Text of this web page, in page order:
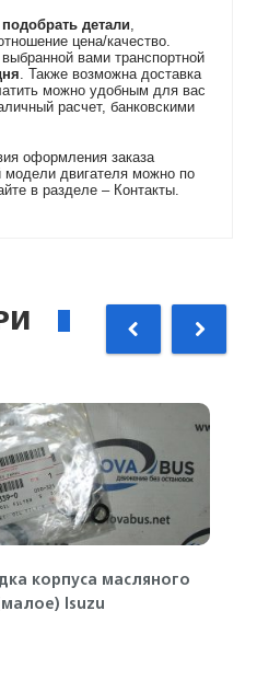
подобрать детали,
цена/качество.
выбранной вами транспортной
. Также возможна доставка
можно удобным для вас
расчет, банковскими
оформления заказа
двигателя можно по
в разделе – Контакты.
корпуса масляного
Isuzu